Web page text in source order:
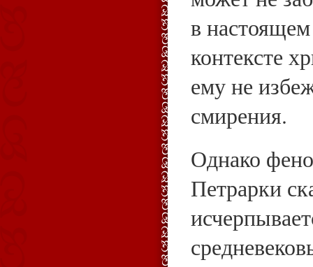
в
контексте
ему не
смирения.
Однако
Петрарки